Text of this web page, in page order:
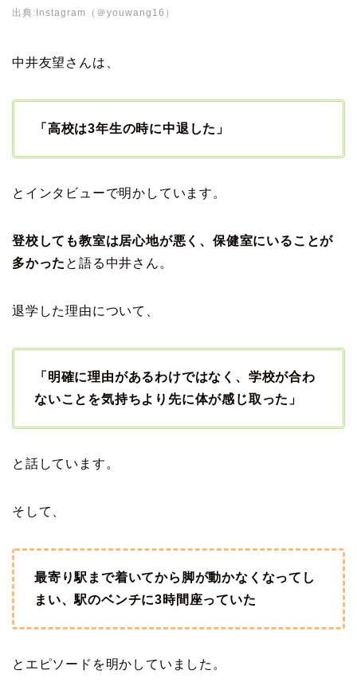
出典:Instagram（＠youwang16）
中井友望さんは、
「高校は3年生の時に中退した」
とインタビューで明かしています。
登校しても教室は居心地が悪く、保健室にいることが
多かった と語る中井さん。
退学した理由について、
「明確に理由があるわけではなく、学校が合わ
ないことを気持ちより先に体が感じ取った」
と話しています。
そして、
最寄り駅まで着いてから脚が動かなくなってし
まい、駅のベンチに3時間座っていた
とエピソードを明かしていました。